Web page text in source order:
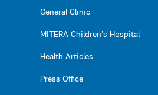
General Clinic
MITERA Children’s Hospital
Health Articles
Press Office